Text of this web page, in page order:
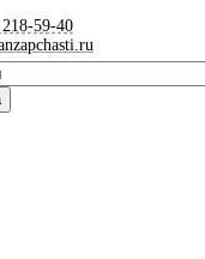
59-40